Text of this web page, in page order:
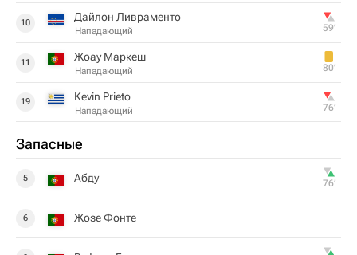
10 Дайлон Ливраменто
Нападающий 59‎’‎
11 Жоау Маркеш
Нападающий 80‎’‎
19 Kevin Prieto
Нападающий 76‎’‎
Запасные
5 Абду 76‎’‎
6 Жозе Фонте